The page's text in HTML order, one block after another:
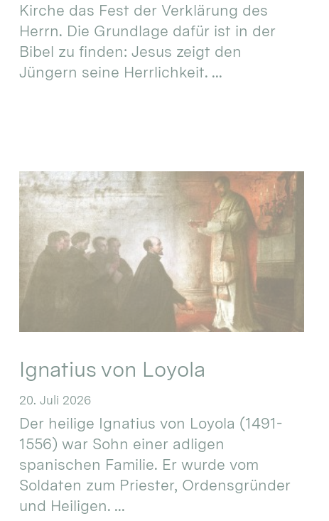
Kirche das Fest der Verklärung des
Herrn. Die Grundlage dafür ist in der
Bibel zu finden: Jesus zeigt den
Jüngern seine Herrlichkeit. ...
Ignatius von Loyola
20. Juli 2026
Der heilige Ignatius von Loyola (1491-
1556) war Sohn einer adligen
spanischen Familie. Er wurde vom
Soldaten zum Priester, Ordensgründer
und Heiligen. ...